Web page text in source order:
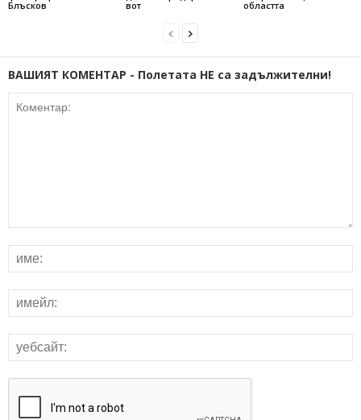
Блъсков
вот
областта
ВАШИЯТ КОМЕНТАР - Полетата НЕ са задължителни!